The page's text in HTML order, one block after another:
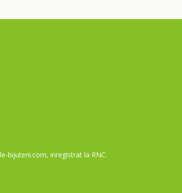
bijuterii.com, inregistrat la RNC.